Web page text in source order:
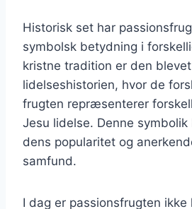
Historisk set har
symbolsk betydning i
kristne tradition er den
lidelseshistorien, hvor de
frugten repræsenterer
Jesu lidelse. Denne
dens popularitet og
samfund.
I dag er passionsfrugten